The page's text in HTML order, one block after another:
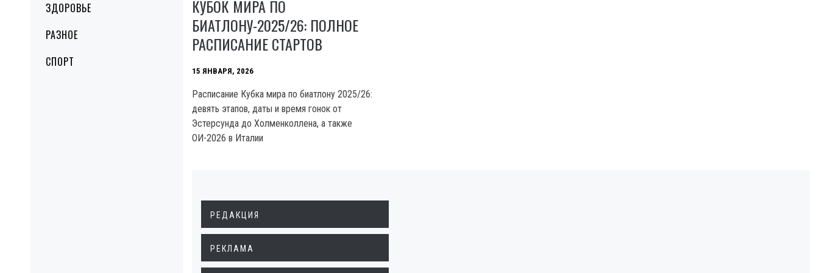
ЗДОРОВЬЕ
РАЗНОЕ
СПОРТ
КУБОК МИРА ПО
БИАТЛОНУ-2025/26: ПОЛНОЕ
РАСПИСАНИЕ СТАРТОВ
15 ЯНВАРЯ, 2026
Расписание Кубка мира по биатлону 2025/26:
девять этапов, даты и время гонок от
Эстерсунда до Холменколлена, а также
ОИ-2026 в Италии
РЕДАКЦИЯ
РЕКЛАМА